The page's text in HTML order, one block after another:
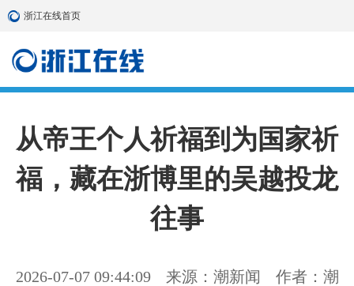
浙江在线首页
从帝王个人祈福到为国家祈
福，藏在浙博里的吴越投龙
往事
2026-07-07 09:44:09 来源：潮新闻
作者：潮